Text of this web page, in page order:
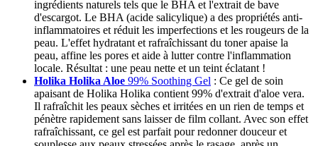
ingrédients naturels tels que le BHA et l'extrait de bave
d'escargot. Le BHA (acide salicylique) a des propriétés anti-
inflammatoires et réduit les imperfections et les rougeurs de la
peau. L'effet hydratant et rafraîchissant du toner apaise la
peau, affine les pores et aide à lutter contre l'inflammation
locale. Résultat : une peau nette et un teint éclatant !
Holika Holika Aloe 99% Soothing Gel : Ce gel de soin
apaisant de Holika Holika contient 99% d'extrait d'aloe vera.
Il rafraîchit les peaux sèches et irritées en un rien de temps et
pénètre rapidement sans laisser de film collant. Avec son effet
rafraîchissant, ce gel est parfait pour redonner douceur et